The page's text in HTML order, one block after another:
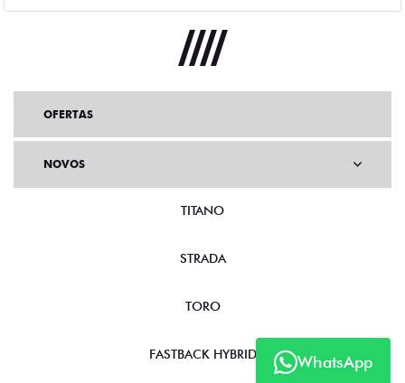
WhatsApp
OFERTAS
NOVOS
TITANO
STRADA
TORO
FASTBACK HYBRID